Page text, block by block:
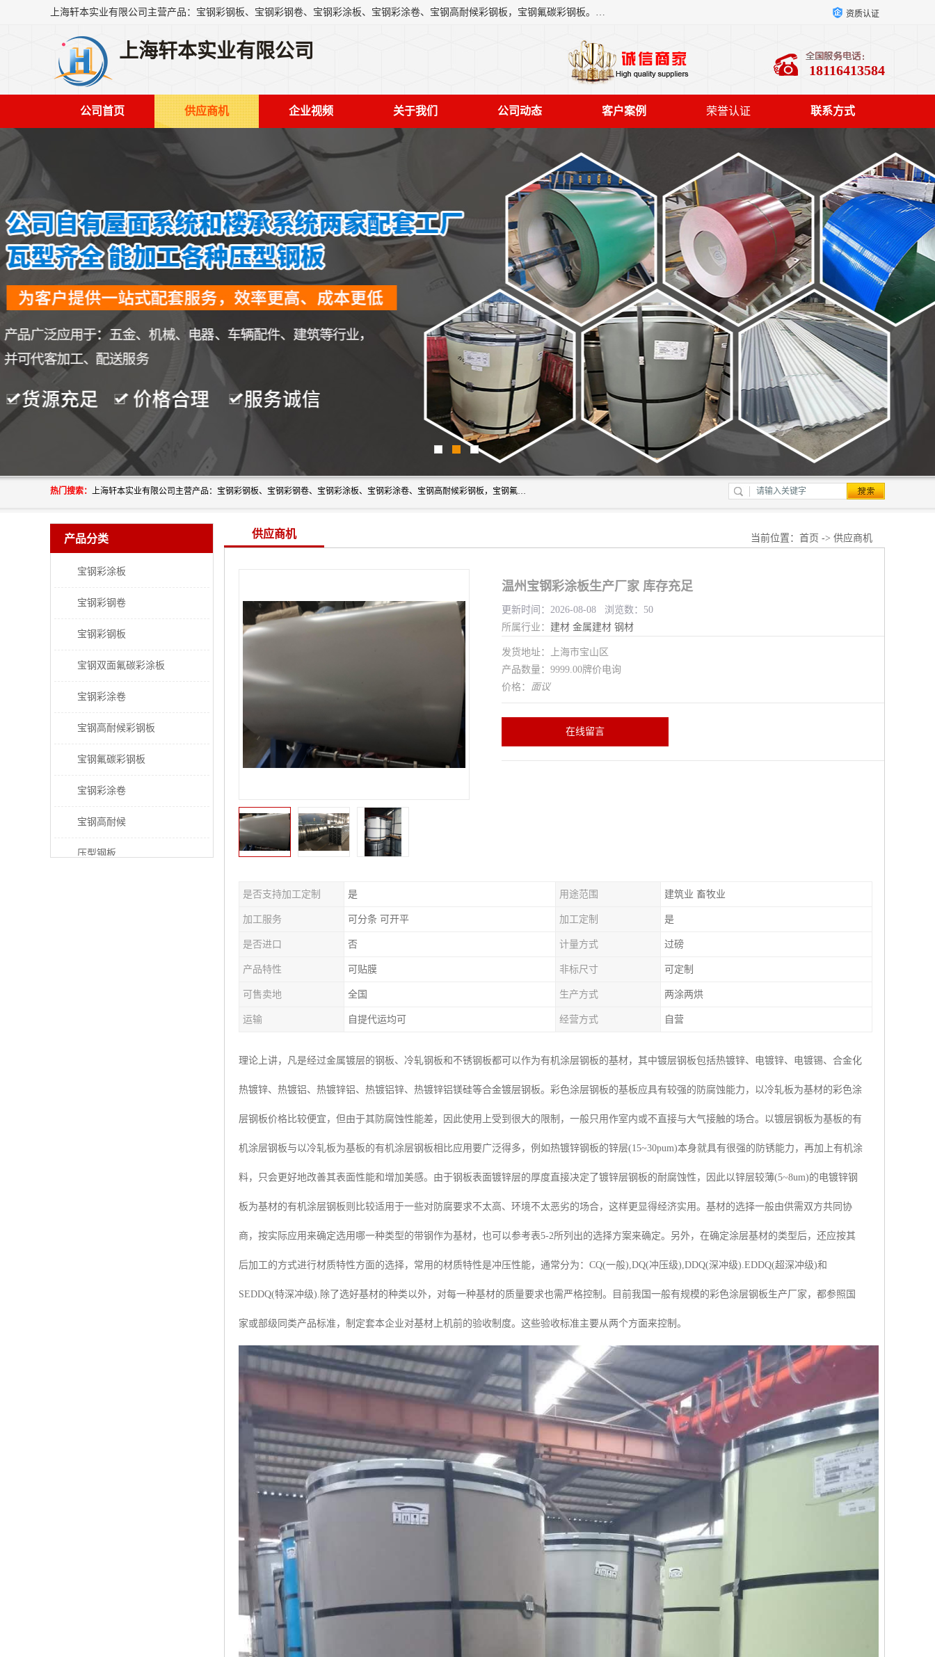
上海轩本实业有限公司主营产品：宝钢彩钢板、宝钢彩钢卷、宝钢彩涂板、宝钢彩涂卷、宝钢高耐候彩钢板，宝钢氟碳彩钢板。是一家集钢铁贸易，物流、加工为一体的产业全配套公司。 资质认证
上海轩本实业有限公司
18116413584
公司首页 供应商机 企业视频 关于我们 公司动态 客户案例 荣誉认证 联系方式
热门搜索： 上海轩本实业有限公司主营产品：宝钢彩钢板、宝钢彩钢卷、宝钢彩涂板、宝钢彩涂卷、宝钢高耐候彩钢板，宝钢氟碳彩钢板。是一家集钢铁贸易，物流、加工为一体的产业全配套公司。
产品分类
宝钢彩涂板
宝钢彩钢卷
宝钢彩钢板
宝钢双面氟碳彩涂板
宝钢彩涂卷
宝钢高耐候彩钢板
宝钢氟碳彩钢板
宝钢彩涂卷
宝钢高耐候
压型钢板
供应商机 当前位置： 首页 -> 供应商机
温州宝钢彩涂板生产厂家 库存充足
更新时间：2026-08-08 浏览数：50
所属行业： 建材 金属建材 钢材
发货地址：上海市宝山区
产品数量：9999.00牌价电询
价格： 面议
在线留言
是否支持加工定制 是 用途范围 建筑业 畜牧业
加工服务 可分条 可开平 加工定制 是
是否进口 否 计量方式 过磅
产品特性 可贴膜 非标尺寸 可定制
可售卖地 全国 生产方式 两涂两烘
运输 自提代运均可 经营方式 自营
理论上讲，凡是经过金属镀层的钢板、冷轧钢板和不锈钢板都可以作为有机涂层钢板的基材，其中镀层钢板包括热镀锌、电镀锌、电镀锡、合金化
热镀锌、热镀铝、热镀锌铝、热镀铝锌、热镀锌铝镁硅等合金镀层钢板。彩色涂层钢板的基板应具有较强的防腐蚀能力，以冷轧板为基材的彩色涂
层钢板价格比较便宜，但由于其防腐蚀性能差，因此使用上受到很大的限制，一般只用作室内或不直接与大气接触的场合。以镀层钢板为基板的有
机涂层钢板与以冷轧板为基板的有机涂层钢板相比应用要广泛得多，例如热镀锌钢板的锌层(15~30pum)本身就具有很强的防锈能力，再加上有机涂
料，只会更好地改善其表面性能和增加美感。由于钢板表面镀锌层的厚度直接决定了镀锌层钢板的耐腐蚀性，因此以锌层较薄(5~8um)的电镀锌钢
板为基材的有机涂层钢板则比较适用于一些对防腐要求不太高、环境不太恶劣的场合，这样更显得经济实用。基材的选择一般由供需双方共同协
商，按实际应用来确定选用哪一种类型的带钢作为基材，也可以参考表5-2所列出的选择方案来确定。另外，在确定涂层基材的类型后，还应按其
后加工的方式进行材质特性方面的选择，常用的材质特性是冲压性能，通常分为：CQ(一般),DQ(冲压级),DDQ(深冲级).EDDQ(超深冲级)和
SEDDQ(特深冲级).除了选好基材的种类以外，对每一种基材的质量要求也需严格控制。目前我国一般有规模的彩色涂层钢板生产厂家，都参照国
家或部级同类产品标准，制定套本企业对基材上机前的验收制度。这些验收标准主要从两个方面来控制。